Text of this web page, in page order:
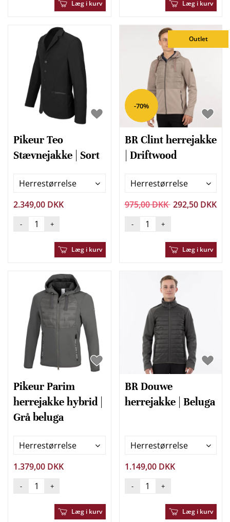
Læg i kurv Læg i kurv
Pikeur Teo
Stævnejakke | Sort
Herrestørrelse
2.349,00 DKK
- +
Læg i kurv
-70%
BR Clint herrejakke
| Driftwood
Herrestørrelse
Outlet
975,00 DKK 292,50 DKK
- +
Læg i kurv
Pikeur Parim
herrejakke hybrid |
Grå beluga
Herrestørrelse
1.379,00 DKK
- +
Læg i kurv
BR Douwe
herrejakke | Beluga
Herrestørrelse
1.149,00 DKK
- +
Læg i kurv